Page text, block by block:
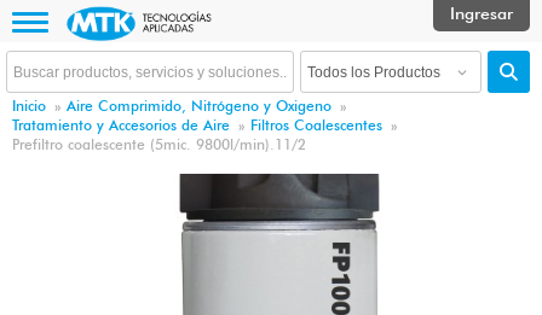
Inicio » Aire Comprimido, Nitrógeno y Oxigeno »
Tratamiento y Accesorios de Aire » Filtros Coalescentes »
Prefiltro coalescente (5mic. 9800l/min).11/2